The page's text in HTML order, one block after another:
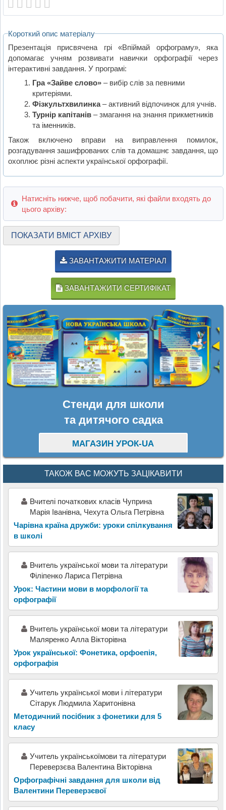
Короткий опис матеріалу
Презентація присвячена грі «Впіймай орфограму», яка
допомагає учням розвивати навички орфографії через
інтерактивні завдання. У програмі:
Гра «Зайве слово»– вибір слів за певними
критеріями.
Фізкультхвилинка– активний відпочинок для учнів.
Турнір капітанів– змагання на знання прикметників
та іменників.
Також включено вправи на виправлення помилок,
розгадування зашифрованих слів та домашнє завдання, що
охоплює різні аспекти української орфографії.
Натисніть нижче, щоб побачити, які файли входять до
цього архіву:
ПОКАЗАТИ ВМІСТ АРХІВУ
ЗАВАНТАЖИТИ МАТЕРІАЛ
ЗАВАНТАЖИТИ СЕРТИФІКАТ
Стенди для школи
та дитячого садка
МАГАЗИН УРОК-UA
ТАКОЖ ВАС МОЖУТЬ ЗАЦІКАВИТИ
Вчителі початкових класів Чуприна
Марія Іванівна, Чехута Ольга Петрівна
Чарівна країна дружби: уроки спілкування
в школі
Вчитель української мови та літератури
Філіпенко Лариса Петрівна
Урок: Частини мови в морфології та
орфографії
Вчитель української мови та літератури
Маляренко Алла Вікторівна
Урок української: Фонетика, орфоепія,
орфографія
Учитель української мови і літератури
Сітарук Людмила Харитонівна
Методичний посібник з фонетики для 5
класу
Учитель українськоїмови та літератури
Переверзєва Валентина Вікторівна
Орфографічні завдання для школи від
Валентини Переверзєвої